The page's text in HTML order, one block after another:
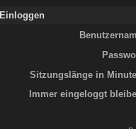
Einloggen
Sitzungslänge in
Immer eingeloggt